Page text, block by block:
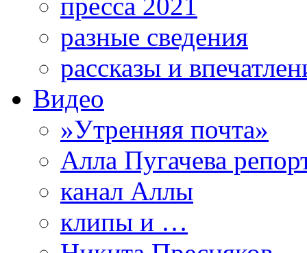
разные сведения
рассказы и
Видео
»Утренняя почта»
Алла Пугачева
канал Аллы
клипы и …